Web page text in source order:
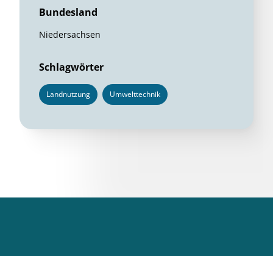
Bundesland
Niedersachsen
Schlagwörter
Landnutzung Umwelttechnik